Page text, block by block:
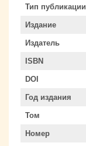
Тип публикации
Издание
Издатель
ISBN
DOI
Год издания
Том
Номер